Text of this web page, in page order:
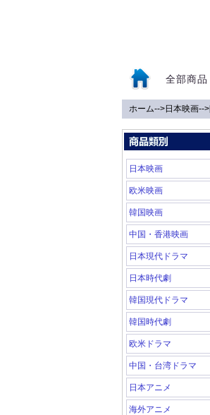
全部商品
ホーム-->日本映画-->
日本映画
欧米映画
韓国映画
中国・香港映画
日本現代ドラマ
日本時代劇
韓国現代ドラマ
韓国時代劇
欧米ドラマ
中国・台湾ドラマ
日本アニメ
海外アニメ
0